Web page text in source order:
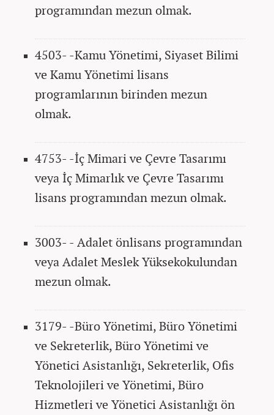
programından mezun olmak.
4503- -Kamu Yönetimi, Siyaset Bilimi
ve Kamu Yönetimi lisans
programlarının birinden mezun
olmak.
4753- -İç Mimari ve Çevre Tasarımı
veya İç Mimarlık ve Çevre Tasarımı
lisans programından mezun olmak.
3003- - Adalet önlisans programından
veya Adalet Meslek Yüksekokulundan
mezun olmak.
3179- -Büro Yönetimi, Büro Yönetimi
ve Sekreterlik, Büro Yönetimi ve
Yönetici Asistanlığı, Sekreterlik, Ofis
Teknolojileri ve Yönetimi, Büro
Hizmetleri ve Yönetici Asistanlığı ön